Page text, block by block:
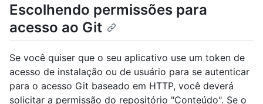
Escolhendo permissões para
acesso ao Git
Se você quiser que o seu aplicativo use um token de
acesso de instalação ou de usuário para se autenticar
para o acesso Git baseado em HTTP, você deverá
solicitar a permissão do repositório "Conteúdo". Se o